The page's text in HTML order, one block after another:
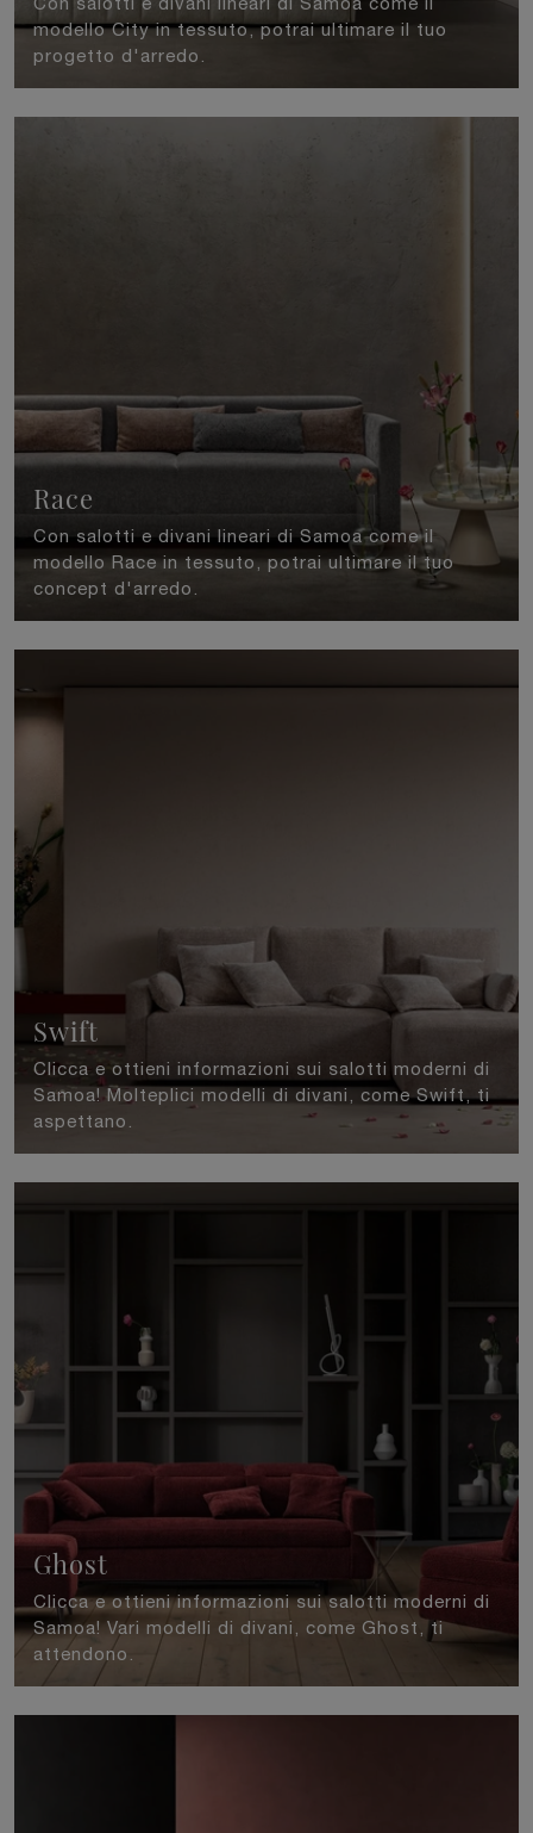
modello City in tessuto, potrai ultimare il tuo
progetto d'arredo.
Race
Con salotti e divani lineari di Samoa come il
modello Race in tessuto, potrai ultimare il tuo
concept d'arredo.
Swift
Clicca e ottieni informazioni sui salotti moderni di
Samoa! Molteplici modelli di divani, come Swift, ti
aspettano.
Ghost
Clicca e ottieni informazioni sui salotti moderni di
Samoa! Vari modelli di divani, come Ghost, ti
attendono.